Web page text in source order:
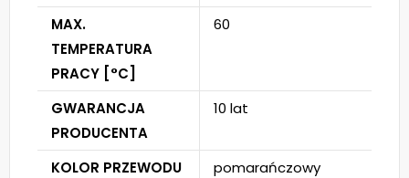
MAX.
TEMPERATURA
PRACY [°C]
60
GWARANCJA
PRODUCENTA
10 lat
KOLOR PRZEWODU pomarańczowy